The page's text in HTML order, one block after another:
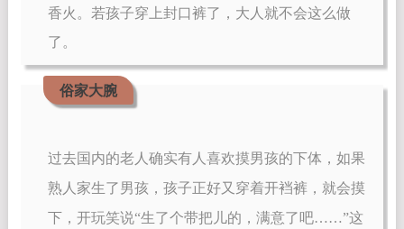
香火。若孩子穿上封口裤了，大人就不会这么做
了。
俗家大腕
过去国内的老人确实有人喜欢摸男孩的下体，如果
熟人家生了男孩，孩子正好又穿着开裆裤，就会摸
下，开玩笑说“生了个带把儿的，满意了吧……”这